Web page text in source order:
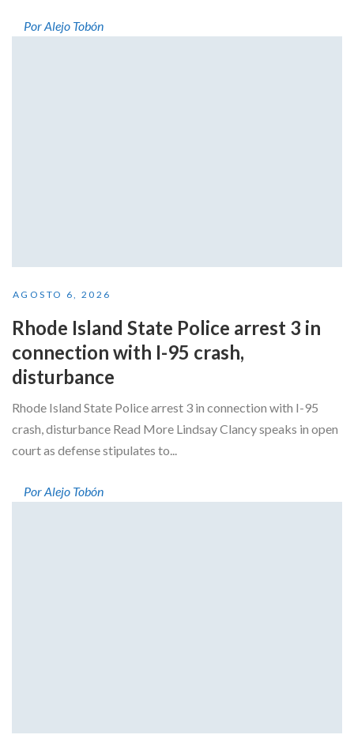
Por Alejo Tobón
AGOSTO 6, 2026
Rhode Island State Police arrest 3 in
connection with I-95 crash,
disturbance
Rhode Island State Police arrest 3 in connection with I-95
crash, disturbance Read More Lindsay Clancy speaks in open
court as defense stipulates to...
Por Alejo Tobón